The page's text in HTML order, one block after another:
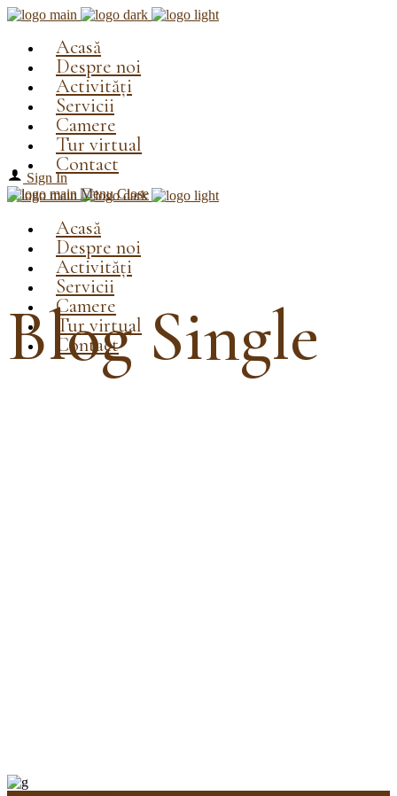
Acasă
Despre noi
Activități
Servicii
Camere
Tur virtual
Contact
Acasă
Despre noi
Activități
Servicii
Camere
Tur virtual
Contact
Sign In
Menu Close
Blog Single